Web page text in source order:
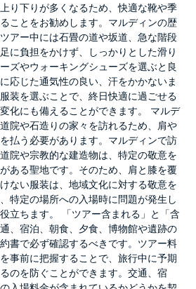
り下りが多くなるため、快適な靴や季
ことをお勧めします。マルディンの歴
アー中には石畳の道や坂道、急な階段
に負担をかけず、しっかりとした滑り
ズやウォーキングシューズを選ぶと良
応じた通気性の良い、汗をかかないま
装を選ぶことで、終日快適に過ごせる
化にも備えることができます。 マルデ
院や石造りの家々を訪れるため、肩や
払う必要があります。マルディンで訪
院や宗教的な建造物は、特定の敬意を
ある聖地です。そのため、肩と膝を覆
ない服装は、地域文化に対する敬意を
特定の場所への入場時に問題が発生し
立ちます。 「ツアー含まれる」と「含
、宿泊、朝食、夕食、博物館や遺跡の
書で必ず確認するべきです。ツアー料
事前に把握することで、旅行中に予期
のを防ぐことができます。交通、宿